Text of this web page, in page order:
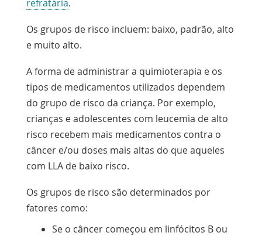
refratária.
Os grupos de risco incluem: baixo, padrão, alto
e muito alto.
A forma de administrar a quimioterapia e os
tipos de medicamentos utilizados dependem
do grupo de risco da criança. Por exemplo,
crianças e adolescentes com leucemia de alto
risco recebem mais medicamentos contra o
câncer e/ou doses mais altas do que aqueles
com LLA de baixo risco.
Os grupos de risco são determinados por
fatores como:
Se o câncer começou em linfócitos B ou